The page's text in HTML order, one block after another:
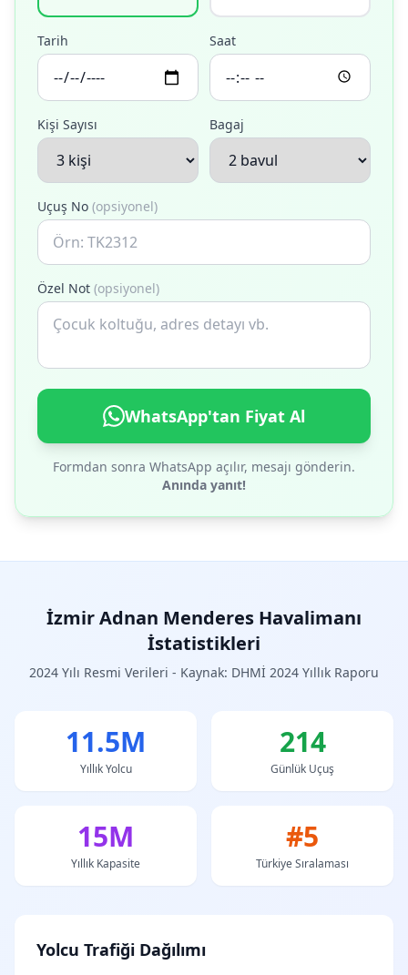
Tarih Saat
Kişi Sayısı Bagaj
Uçuş No (opsiyonel)
Özel Not (opsiyonel)
WhatsApp'tan Fiyat Al
Formdan sonra WhatsApp açılır, mesajı gönderin.
Anında yanıt!
İzmir Adnan Menderes Havalimanı
İstatistikleri
2024 Yılı Resmi Verileri - Kaynak: DHMİ 2024 Yıllık Raporu
11.5M
Yıllık Yolcu
214
Günlük Uçuş
15M
Yıllık Kapasite
#5
Türkiye Sıralaması
Yolcu Trafiği Dağılımı